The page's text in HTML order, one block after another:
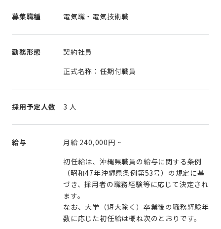
募集職種 電気職・電気技術職
勤務形態
契約社員
正式名称：任期付職員
採用予定人数 3 人
給与 月給 240,000円 ~
初任給は、沖縄県職員の給与に関する条例
（昭和47年沖縄県条例第53号）の規定に基
づき、採用者の職務経験等に応じて決定され
ます。
なお、大学（短大除く）卒業後の職務経験年
数に応じた初任給は概ね次のとおりです。